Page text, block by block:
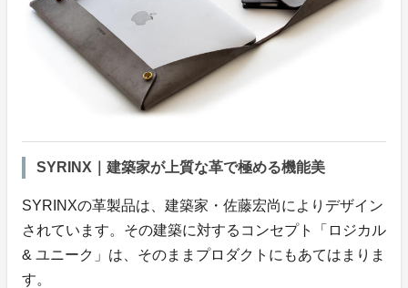
SYRINX｜建築家が上質な革で極める機能美
SYRINXの革製品は、建築家・佐藤宏尚によりデザイン
されています。その建築に対するコンセプト「ロジカル
& ユニーク」は、そのままプロダクトにもあてはまりま
す。